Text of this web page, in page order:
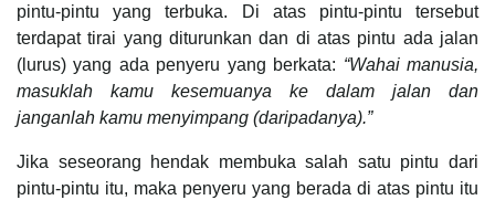
pintu-pintu yang terbuka. Di atas pintu-pintu tersebut
terdapat tirai yang diturunkan dan di atas pintu ada jalan
(lurus) yang ada penyeru yang berkata: “Wahai manusia,
masuklah kamu kesemuanya ke dalam jalan dan
janganlah kamu menyimpang (daripadanya).”
Jika seseorang hendak membuka salah satu pintu dari
pintu-pintu itu, maka penyeru yang berada di atas pintu itu